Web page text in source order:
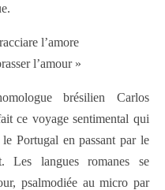
l’amore
l’amour »
brésilien Carlos
ce voyage sentimental qui
Portugal en passant par le
Les langues romanes se
psalmodiée au micro par